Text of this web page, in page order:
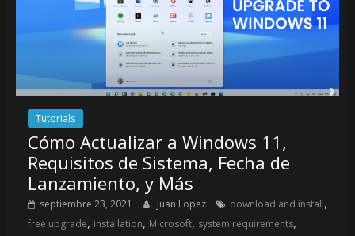
Tutorials
Cómo Actualizar a Windows 11,
Requisitos de Sistema, Fecha de
Lanzamiento, y Más
septiembre 23, 2021 Juan Lopez download and install,
free upgrade, installation, Microsoft, system requirements,